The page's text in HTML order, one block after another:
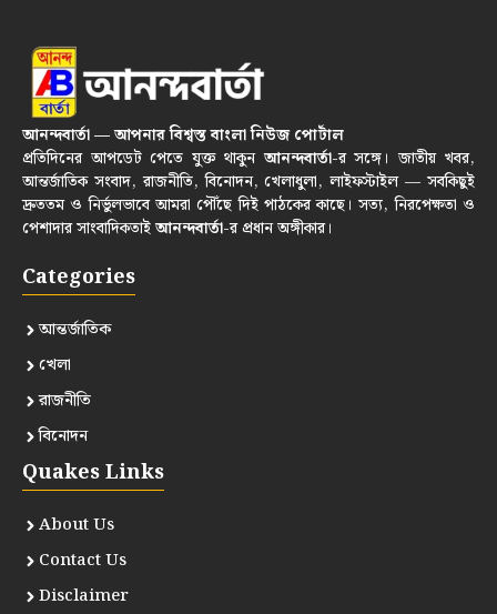
আনন্দবার্তা — আপনার বিশ্বস্ত বাংলা নিউজ পোর্টাল
প্রতিদিনের আপডেট পেতে যুক্ত থাকুনআনন্দবার্তা-র সঙ্গে। জাতীয় খবর,
আন্তর্জাতিক সংবাদ, রাজনীতি, বিনোদন, খেলাধুলা, লাইফস্টাইল — সবকিছুই
দ্রুততম ও নির্ভুলভাবে আমরা পৌঁছে দিই পাঠকের কাছে। সত্য, নিরপেক্ষতা ও
পেশাদার সাংবাদিকতাইআনন্দবার্তা-র প্রধান অঙ্গীকার।
Categories
আন্তর্জাতিক
খেলা
রাজনীতি
বিনোদন
Quakes Links
About Us
Contact Us
Disclaimer